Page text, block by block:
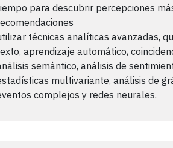
para descubrir percepciones
técnicas analíticas avanzadas,
aprendizaje automático,
semántico, análisis de
multivariante, análisis de
complejos y redes neurales.